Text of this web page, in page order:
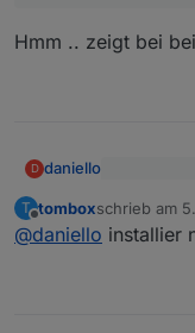
Hmm .. zeigt bei
D daniello
@daniello
Hmm ..
T
Offline
tomboxschrieb am
zuletzt
@daniello installier